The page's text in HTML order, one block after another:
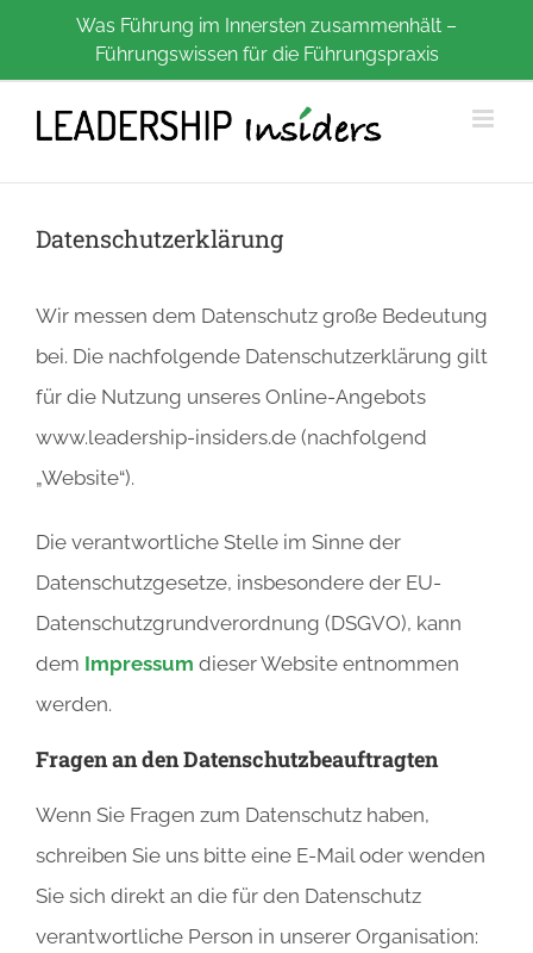
Was Führung im Innersten zusammenhält –
Führungswissen für die Führungspraxis
Datenschutzerklärung
Wir messen dem Datenschutz große Bedeutung
bei. Die nachfolgende Datenschutzerklärung gilt
für die Nutzung unseres Online-Angebots
www.leadership-insiders.de (nachfolgend
„Website“).
Die verantwortliche Stelle im Sinne der
Datenschutzgesetze, insbesondere der EU-
Datenschutzgrundverordnung (DSGVO), kann
dem Impressum dieser Website entnommen
werden.
Fragen an den Datenschutzbeauftragten
Wenn Sie Fragen zum Datenschutz haben,
schreiben Sie uns bitte eine E-Mail oder wenden
Sie sich direkt an die für den Datenschutz
verantwortliche Person in unserer Organisation: